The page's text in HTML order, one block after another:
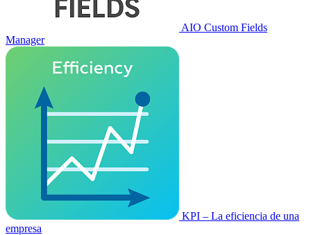
AIO Custom Fields
Manager
KPI – La eficiencia de una
empresa